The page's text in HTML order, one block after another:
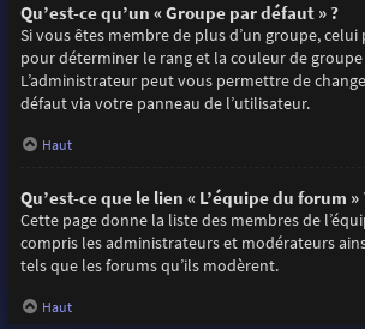
Qu’est-ce qu’un « Groupe par défaut » ?
Si vous êtes membre de plus d’un groupe,
pour déterminer le rang et la couleur de
L’administrateur peut vous permettre de
défaut via votre panneau de l’utilisateur.
Haut
Qu’est-ce que le lien « L’équipe du forum »
Cette page donne la liste des membres de
compris les administrateurs et modérateurs
tels que les forums qu’ils modèrent.
Haut